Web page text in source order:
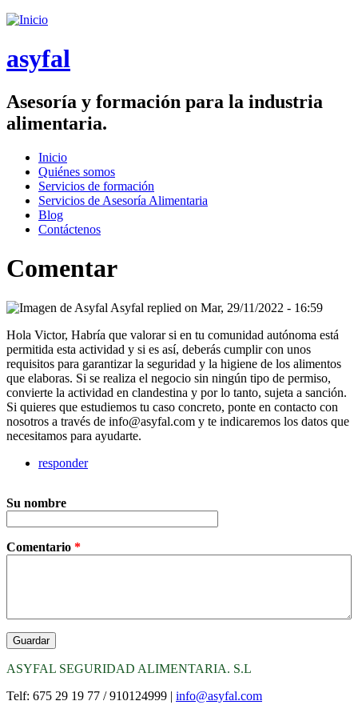
Saltar menu
asyfal
Asesoría y formación para la industria
alimentaria.
Menú principal
Inicio
Quiénes somos
Servicios de formación
Servicios de Asesoría Alimentaria
Blog
Contáctenos
Comentar
Asyfal replied on Mar, 29/11/2022 - 16:59
Hola Victor, Habría que valorar si en tu comunidad autónoma está
permitida esta actividad y si es así, deberás cumplir con unos
requisitos para garantizar la seguridad y la higiene de los alimentos
que elaboras. Si se realiza el negocio sin ningún tipo de permiso,
convierte la actividad en clandestina y por lo tanto, sujeta a sanción.
Si quieres que estudiemos tu caso concreto, ponte en contacto con
nosotros a través de info@asyfal.com y te indicaremos los datos que
necesitamos para ayudarte.
responder
Su nombre
Comentario *
ASYFAL SEGURIDAD ALIMENTARIA. S.L
Telf: 675 29 19 77 / 910124999 | info@asyfal.com